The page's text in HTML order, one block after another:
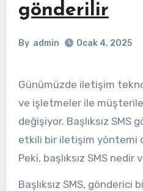
gönderilir
By admin Ocak 4, 2025
Günümüzde iletişim teknolojileri hızla gelişiyor
ve işletmeler ile
değişiyor. Başlıksız SMS
etkili bir iletişim yöntemi
Peki, başlıksız SMS nedir
Başlıksız SMS, gönderici